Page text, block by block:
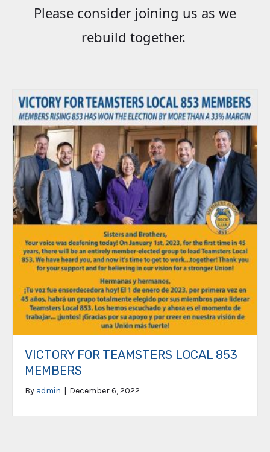
Please consider joining us as we
rebuild together.
VICTORY FOR TEAMSTERS LOCAL 853
MEMBERS
By admin | December 6, 2022